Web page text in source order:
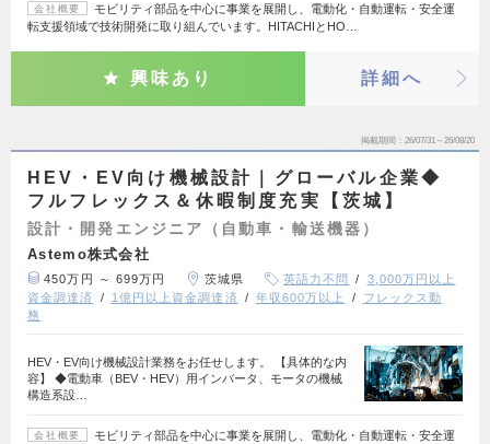
会社概要
モビリティ部品を中心に事業を展開し、電動化・自動運転・安全運
転支援領域で技術開発に取り組んでいます。HITACHIとHO…
興味あり 詳細へ
掲載期間 26/07/31～26/08/20
HEV・EV向け機械設計｜グローバル企業◆
フルフレックス＆休暇制度充実【茨城】
設計・開発エンジニア（自動車・輸送機器）
Astemo株式会社
450万円 ～ 699万円 茨城県 英語力不問
3,000万円以上
資金調達済
1億円以上資金調達済 年収600万以上
フレックス勤
務
HEV・EV向け機械設計業務をお任せします。 【具体的な内
容】 ◆電動車（BEV・HEV）用インバータ、モータの機械
構造系設…
会社概要
モビリティ部品を中心に事業を展開し、電動化・自動運転・安全運